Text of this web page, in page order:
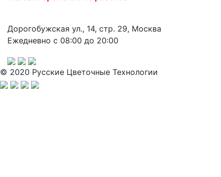
Дорогобужская ул., 14, стр. 29, Москва
Ежедневно с 08:00 до 20:00
© 2020 Русские Цветочные Технологии